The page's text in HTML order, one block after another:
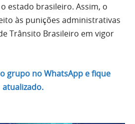
estado brasileiro. Assim, o
às punições administrativas
Trânsito Brasileiro em vigor
grupo no WhatsApp e fique
atualizado.